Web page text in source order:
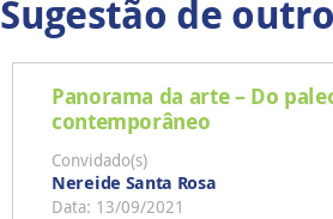
Sugestão de
Panorama da arte – Do
contemporâneo
Convidado(s)
Nereide Santa Rosa
Data: 13/09/2021